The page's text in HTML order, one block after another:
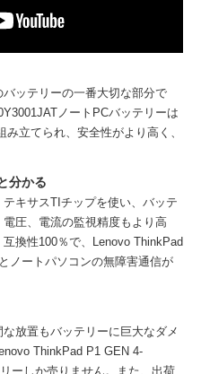
ッテリーの一番大切な部分で
ノートPCバッテリーは
立てられ、安全性がより高く、
分かる
キサスTIチップを使い、バッテ
圧、電流の監視精度もより高
換性100％で、Lenovo ThinkPad
ノートパソコンの無障害通信が
放置もバッテリーに巨大なダメ
ThinkPad P1 GEN 4-
ーしか売りません。また、出荷